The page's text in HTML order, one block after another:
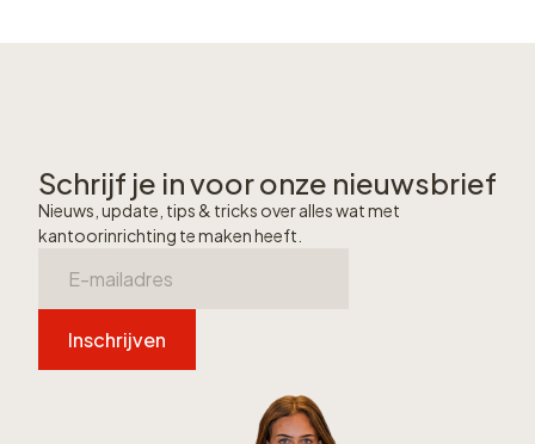
Schrijf je in voor onze nieuwsbrief
Nieuws, update, tips & tricks over alles wat met
kantoorinrichting te maken heeft.
Inschrijven